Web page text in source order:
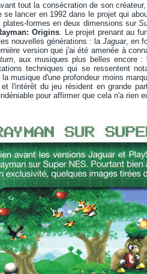
tout la consécration de son
se lancer en 1992 dans le projet qui
plates-formes en deux dimensions sur
Origins. Le projet prenant au
nouvelles générations : laJaguar, en
version que j'ai été amenée à
, aux musiques plus belles encore :
techniques qui se ressentent
musique d'une profondeur moins
l'intérêt du jeu résident en grande
pour affirmer que cela n'a rien